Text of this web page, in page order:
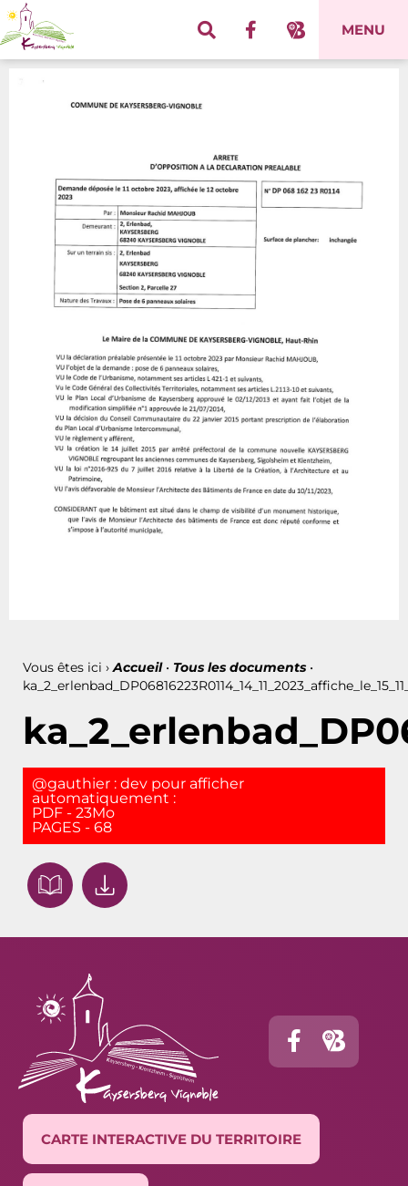
MENU
Vous êtes ici › Accueil• Tous les documents •
@gauthier : dev pour afficher
automatiquement :
PDF - 23Mo
PAGES - 68
CARTE INTERACTIVE DU TERRITOIRE
Panneau de gestion des cookies